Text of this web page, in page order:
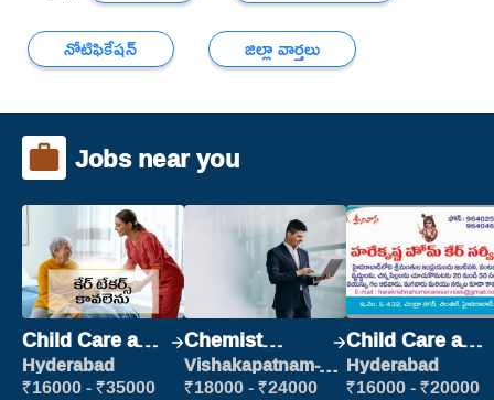
నోటిఫికేషన్
జిల్లా వార్తలు
Jobs near you
Child Care and
Patient care
Hyderabad
₹16000 - ₹35000
Chemist
Production
Executive
Vishakapatnam-
new
₹18000 - ₹24000
Child Care and
Patient care
Hyderabad
₹16000 - ₹20000